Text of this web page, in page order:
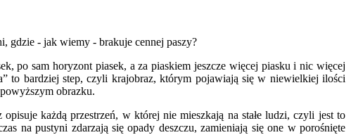
gdzie - jak wiemy - brakuje cennej paszy?
po sam horyzont piasek, a za piaskiem jeszcze więcej piasku i nic więcej
to bardziej step, czyli krajobraz, którym pojawiają się w niewielkiej ilości
obrazku.
każdą przestrzeń, w której nie mieszkają na stałe ludzi, czyli jest to
na pustyni zdarzają się opady deszczu, zamieniają się one w porośnięte